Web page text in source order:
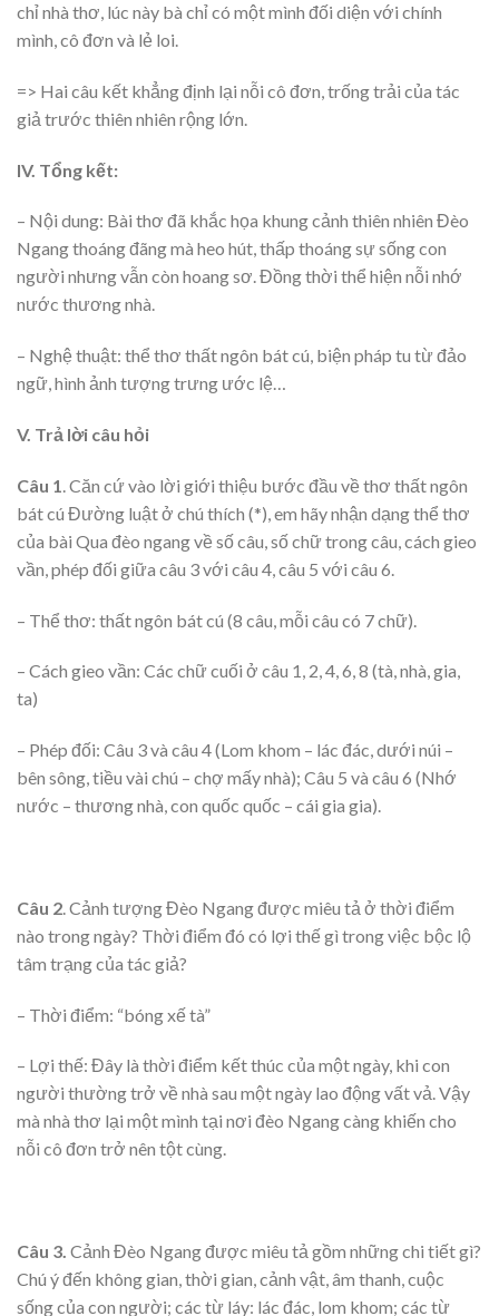
chỉ nhà thơ, lúc này bà chỉ có một mình đối diện với chính
mình, cô đơn và lẻ loi.
=> Hai câu kết khẳng định lại nỗi cô đơn, trống trải của tác
giả trước thiên nhiên rộng lớn.
IV. Tổng kết:
– Nội dung: Bài thơ đã khắc họa khung cảnh thiên nhiên Đèo
Ngang thoáng đãng mà heo hút, thấp thoáng sự sống con
người nhưng vẫn còn hoang sơ. Đồng thời thể hiện nỗi nhớ
nước thương nhà.
– Nghệ thuật: thể thơ thất ngôn bát cú, biện pháp tu từ đảo
ngữ, hình ảnh tượng trưng ước lệ…
V. Trả lời câu hỏi
Câu 1. Căn cứ vào lời giới thiệu bước đầu về thơ thất ngôn
bát cú Đường luật ở chú thích (*), em hãy nhận dạng thể thơ
của bài Qua đèo ngang về số câu, số chữ trong câu, cách gieo
vần, phép đối giữa câu 3 với câu 4, câu 5 với câu 6.
– Thể thơ: thất ngôn bát cú (8 câu, mỗi câu có 7 chữ).
– Cách gieo vần: Các chữ cuối ở câu 1, 2, 4, 6, 8 (tà, nhà, gia,
ta)
– Phép đối: Câu 3 và câu 4 (Lom khom – lác đác, dưới núi –
bên sông, tiều vài chú – chợ mấy nhà); Câu 5 và câu 6 (Nhớ
nước – thương nhà, con quốc quốc – cái gia gia).
Câu 2. Cảnh tượng Đèo Ngang được miêu tả ở thời điểm
nào trong ngày? Thời điểm đó có lợi thế gì trong việc bộc lộ
tâm trạng của tác giả?
– Thời điểm: “bóng xế tà”
– Lợi thế: Đây là thời điểm kết thúc của một ngày, khi con
người thường trở về nhà sau một ngày lao động vất vả. Vậy
mà nhà thơ lại một mình tại nơi đèo Ngang càng khiến cho
nỗi cô đơn trở nên tột cùng.
Câu 3. Cảnh Đèo Ngang được miêu tả gồm những chi tiết gì?
Chú ý đến không gian, thời gian, cảnh vật, âm thanh, cuộc
sống của con người; các từ láy: lác đác, lom khom; các từ